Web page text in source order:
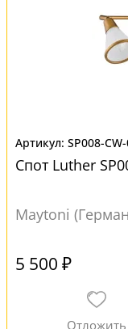
SP008-
Спот Luther
Maytoni
5 500 ₽